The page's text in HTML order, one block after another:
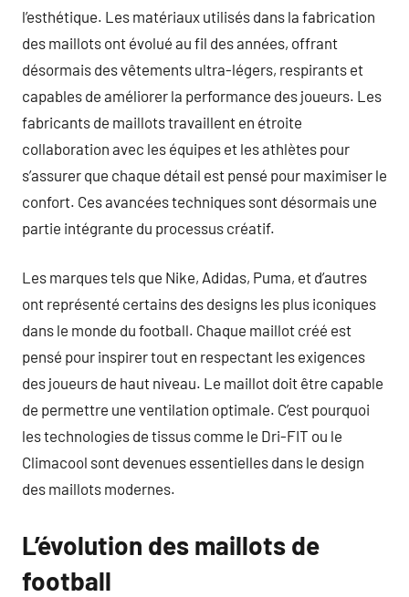
l’esthétique. Les matériaux utilisés dans la fabrication
des maillots ont évolué au fil des années, offrant
désormais des vêtements ultra-légers, respirants et
capables de améliorer la performance des joueurs. Les
fabricants de maillots travaillent en étroite
collaboration avec les équipes et les athlètes pour
s’assurer que chaque détail est pensé pour maximiser le
confort. Ces avancées techniques sont désormais une
partie intégrante du processus créatif.
Les marques tels que Nike, Adidas, Puma, et d’autres
ont représenté certains des designs les plus iconiques
dans le monde du football. Chaque maillot créé est
pensé pour inspirer tout en respectant les exigences
des joueurs de haut niveau. Le maillot doit être capable
de permettre une ventilation optimale. C’est pourquoi
les technologies de tissus comme le Dri-FIT ou le
Climacool sont devenues essentielles dans le design
des maillots modernes.
L’évolution des maillots de
football